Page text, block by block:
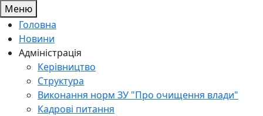
Меню
Головна
Новини
Адміністрація
Керівництво
Структура
Виконання норм ЗУ "Про очищення влади"
Кадрові питання